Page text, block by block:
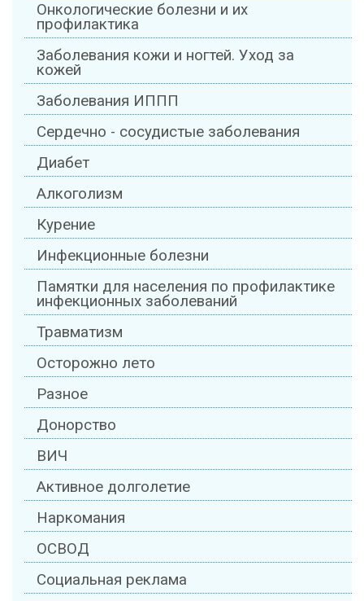
Онкологические болезни и их
профилактика
Заболевания кожи и ногтей. Уход за
кожей
Заболевания ИППП
Сердечно - сосудистые заболевания
Диабет
Алкоголизм
Курение
Инфекционные болезни
Памятки для населения по профилактике
инфекционных заболеваний
Травматизм
Осторожно лето
Разное
Донорство
ВИЧ
Активное долголетие
Наркомания
ОСВОД
Социальная реклама